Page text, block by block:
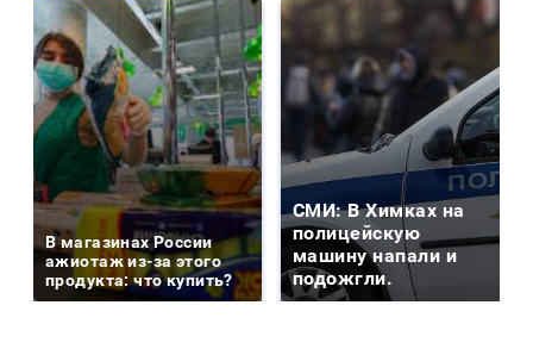
В магазинах России
ажиотаж из-за этого
продукта: что купить?
СМИ: В Химках на
полицейскую
машину напали и
подожгли.